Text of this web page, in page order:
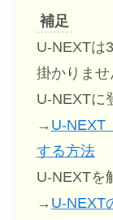
補足
U-NEXTは
掛かりませ
U-NEXTに
→ U-NEXT
する方法
U-NEXTを
→ U-NEXT